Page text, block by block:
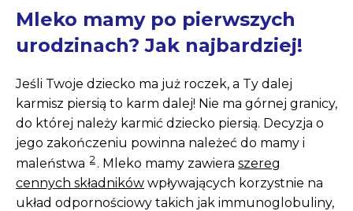
Mleko mamy po pierwszych
urodzinach? Jak najbardziej!
Jeśli Twoje dziecko ma już roczek, a Ty dalej
karmisz piersią to karm dalej! Nie ma górnej granicy,
do której należy karmić dziecko piersią. Decyzja o
jego zakończeniu powinna należeć do mamy i
maleństwa 2 . Mleko mamy zawiera szereg
cennych składników wpływających korzystnie na
układ odpornościowy takich jak immunoglobuliny,